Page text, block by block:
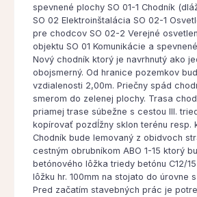
spevnené plochy SO 01-1 Chodník
SO 02 Elektroinštalácia SO 02-1
pre chodcov SO 02-2 Verejné
objektu SO 01 Komunikácie a
Nový chodník ktorý je navrhnutý ako
obojsmerný. Od hranice pozemkov
vzdialenosti 2,00m. Priečny spád
smerom do zelenej plochy. Trasa
priamej trase súbežne s cestou III.
kopírovať pozdĺžny sklon terénu resp.
Chodník bude lemovaný z obidvoch
cestným obrubníkom ABO 1-15 ktorý
betónového lôžka triedy betónu C12/
lôžku hr. 100mm na stojato do úrovne
Pred začatím stavebných prác je